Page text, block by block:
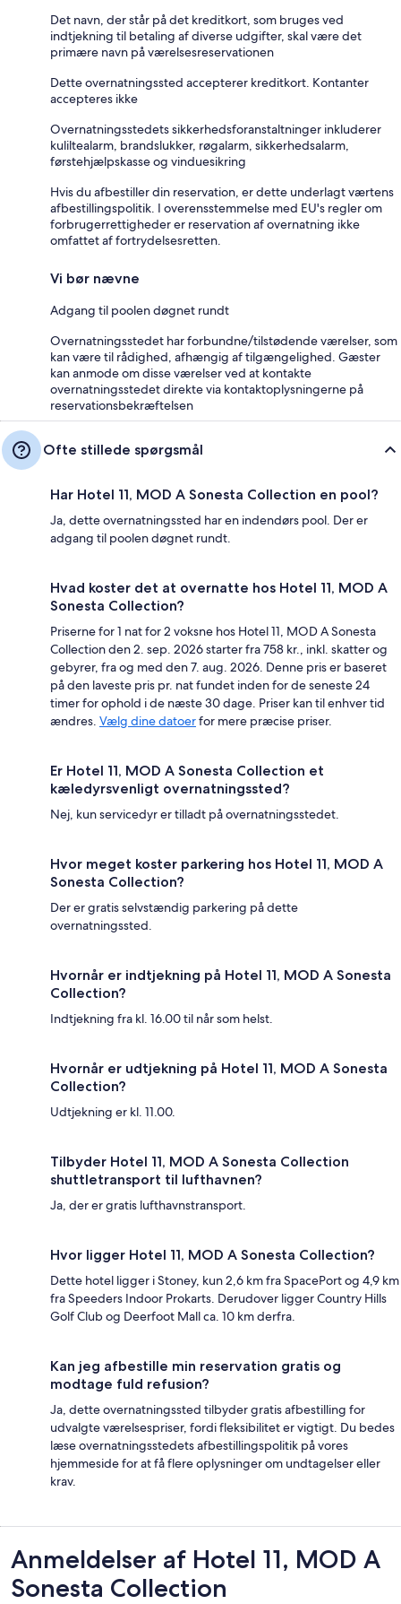
Det navn, der står på det kreditkort, som bruges ved
indtjekning til betaling af diverse udgifter, skal være det
primære navn på værelsesreservationen
Dette overnatningssted accepterer kreditkort. Kontanter
accepteres ikke
Overnatningsstedets sikkerhedsforanstaltninger inkluderer
kuliltealarm, brandslukker, røgalarm, sikkerhedsalarm,
førstehjælpskasse og vinduesikring
Hvis du afbestiller din reservation, er dette underlagt værtens
afbestillingspolitik. I overensstemmelse med EU's regler om
forbrugerrettigheder er reservation af overnatning ikke
omfattet af fortrydelsesretten.
Vi bør nævne
Adgang til poolen døgnet rundt
Overnatningsstedet har forbundne/tilstødende værelser, som
kan være til rådighed, afhængig af tilgængelighed. Gæster
kan anmode om disse værelser ved at kontakte
overnatningsstedet direkte via kontaktoplysningerne på
reservationsbekræftelsen
Ofte stillede spørgsmål
Har Hotel 11, MOD A Sonesta Collection en pool?
Ja, dette overnatningssted har en indendørs pool. Der er
adgang til poolen døgnet rundt.
Hvad koster det at overnatte hos Hotel 11, MOD A
Sonesta Collection?
Priserne for 1 nat for 2 voksne hos Hotel 11, MOD A Sonesta
Collection den 2. sep. 2026 starter fra 758 kr., inkl. skatter og
gebyrer, fra og med den 7. aug. 2026. Denne pris er baseret
på den laveste pris pr. nat fundet inden for de seneste 24
timer for ophold i de næste 30 dage. Priser kan til enhver tid
ændres. Vælg dine datoerfor mere præcise priser.
Er Hotel 11, MOD A Sonesta Collection et
kæledyrsvenligt overnatningssted?
Nej, kun servicedyr er tilladt på overnatningsstedet.
Hvor meget koster parkering hos Hotel 11, MOD A
Sonesta Collection?
Der er gratis selvstændig parkering på dette
overnatningssted.
Hvornår er indtjekning på Hotel 11, MOD A Sonesta
Collection?
Indtjekning fra kl. 16.00 til når som helst.
Hvornår er udtjekning på Hotel 11, MOD A Sonesta
Collection?
Udtjekning er kl. 11.00.
Tilbyder Hotel 11, MOD A Sonesta Collection
shuttletransport til lufthavnen?
Ja, der er gratis lufthavnstransport.
Hvor ligger Hotel 11, MOD A Sonesta Collection?
Dette hotel ligger i Stoney, kun 2,6 km fra SpacePort og 4,9 km
fra Speeders Indoor Prokarts. Derudover ligger Country Hills
Golf Club og Deerfoot Mall ca. 10 km derfra.
Kan jeg afbestille min reservation gratis og
modtage fuld refusion?
Ja, dette overnatningssted tilbyder gratis afbestilling for
udvalgte værelsespriser, fordi fleksibilitet er vigtigt. Du bedes
læse overnatningsstedets afbestillingspolitik på vores
hjemmeside for at få flere oplysninger om undtagelser eller
krav.
Anmeldelser
Anmeldelser af Hotel 11, MOD A
Sonesta Collection